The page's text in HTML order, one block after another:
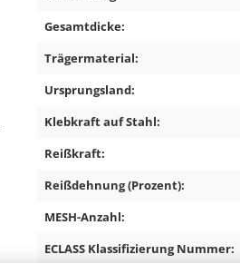
Gesamtdicke:
Trägermaterial:
Ursprungsland:
Klebkraft auf Stahl:
Reißkraft:
Reißdehnung (Prozent):
MESH-Anzahl:
ECLASS Klassifizierung Nummer: